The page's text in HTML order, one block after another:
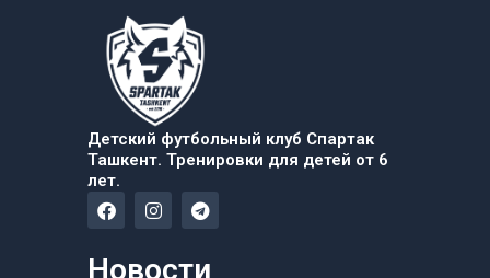
Детский футбольный клуб Спартак
Ташкент. Тренировки для детей от 6
лет.
F
a
e
b
I
n
a
T
e
g
Новости